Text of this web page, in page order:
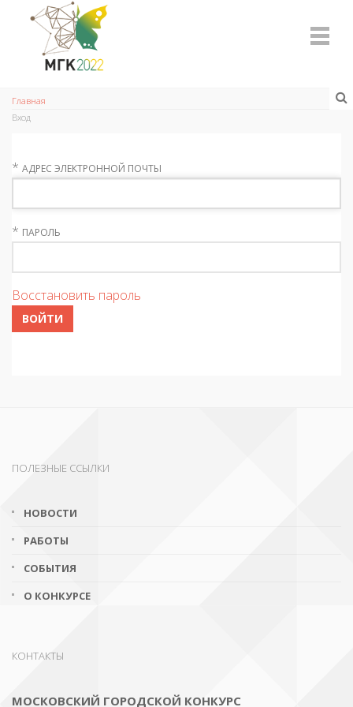
Главная
Вход
* АДРЕС ЭЛЕКТРОННОЙ ПОЧТЫ
* ПАРОЛЬ
Восстановить пароль
ВОЙТИ
ПОЛЕЗНЫЕ ССЫЛКИ
НОВОСТИ
РАБОТЫ
СОБЫТИЯ
О КОНКУРСЕ
КОНТАКТЫ
МОСКОВСКИЙ ГОРОДСКОЙ КОНКУРС